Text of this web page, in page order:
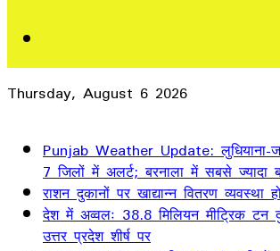
Thursday, August 6 2026
Punjab Weather Update: लुधियाना-
7 जिलों में अलर्ट; बरनाला में सबसे ज्यादा
राशन दुकानों पर खाद्यान्न वितरण व्यवस्था
देश में अव्वलः 38.8 मिलियन मीट्रिक टन
उत्तर प्रदेश शीर्ष पर